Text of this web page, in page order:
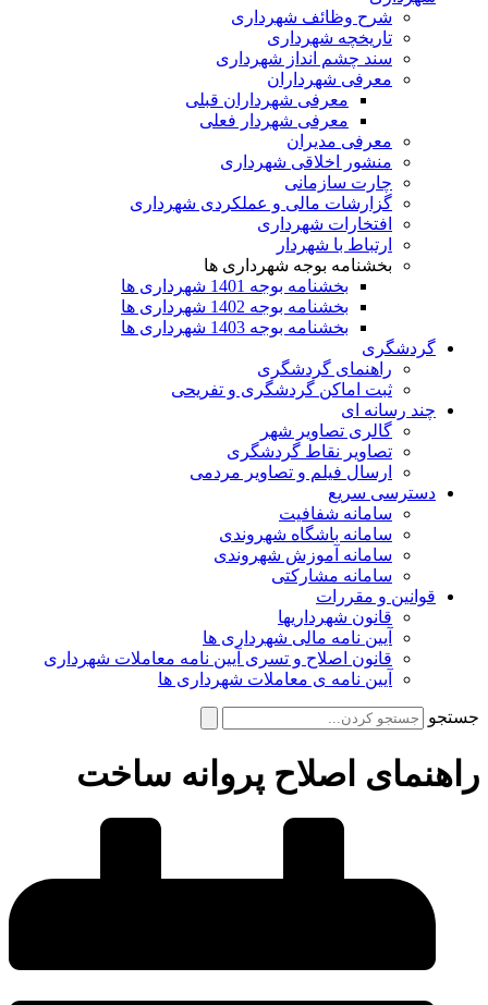
شرح وظائف شهرداری
تاریخچه شهرداری
سند چشم انداز شهرداری
معرفی شهرداران
معرفی شهرداران قبلی
معرفی شهردار فعلی
معرفی مدیران
منشور اخلاقی شهرداری
چارت سازمانی
گزارشات مالی و عملکردی شهرداری
افتخارات شهرداری
ارتباط با شهردار
بخشنامه بوجه شهرداری ها
بخشنامه بوجه 1401 شهرداری ها
بخشنامه بوجه 1402 شهرداری ها
بخشنامه بوجه 1403 شهرداری ها
گردشگری
راهنمای گردشگری
ثبت اماکن گردشگری و تفریحی
چند رسانه ای
گالری تصاویر شهر
تصاویر نقاط گردشگری
ارسال فیلم و تصاویر مردمی
دسترسی سریع
سامانه شفافیت
سامانه باشگاه شهروندی
سامانه آموزش شهروندی
سامانه مشارکتی
قوانین و مقررات
قانون شهرداریها
آیین نامه مالی شهرداری ها
قانون اصلاح و تسری آیین نامه معاملات شهرداری
آیین نامه ی معاملات شهرداری ها
جستجو
راهنمای اصلاح پروانه ساخت